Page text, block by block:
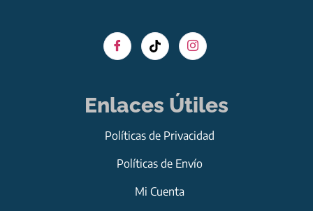
Enlaces Útiles
Políticas de Privacidad
Políticas de Envío
Mi Cuenta